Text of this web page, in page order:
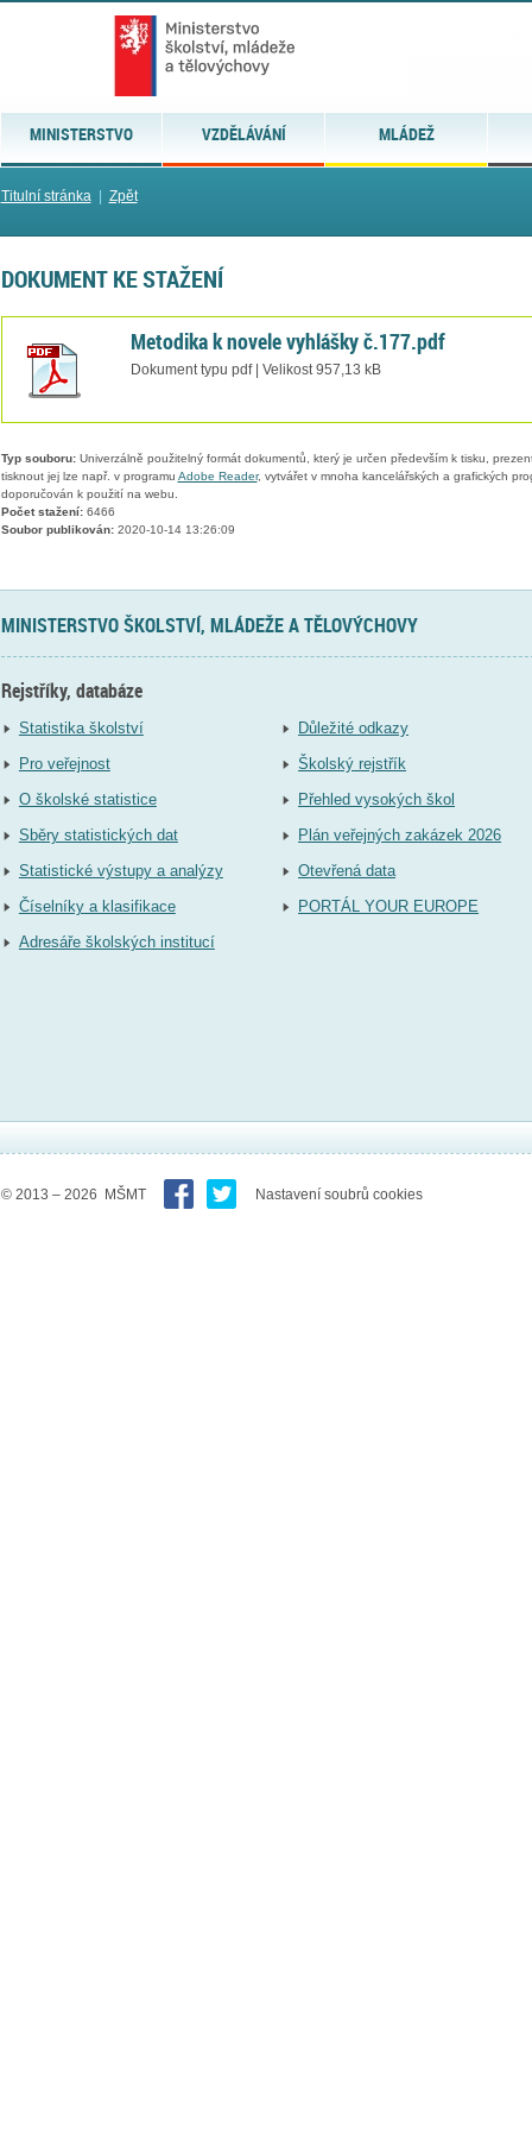
MINISTERSTVO VZDĚLÁVÁNÍ MLÁDEŽ
Titulní stránka| Zpět
DOKUMENT KE STAŽENÍ
Metodika k novele vyhlášky č.177.pdf
Dokument typu pdf | Velikost 957,13 kB
Typ souboru:Univerzálně použitelný formát dokumentů, který je určen především k tisku,
tisknout jej lze např. v programu Adobe Reader, vytvářet v mnoha kancelářských a grafických
doporučován k použití na webu.
Počet stažení:6466
Soubor publikován:2020-10-14 13:26:09
MINISTERSTVO ŠKOLSTVÍ, MLÁDEŽE A TĚLOVÝCHOVY
Rejstříky, databáze
Statistika školství
Pro veřejnost
O školské statistice
Sběry statistických dat
Statistické výstupy a analýzy
Číselníky a klasifikace
Adresáře školských institucí
Důležité odkazy
Školský rejstřík
Přehled vysokých škol
Plán veřejných zakázek 2026
Otevřená data
PORTÁL YOUR EUROPE
© 2013 – 2026 MŠMT Nastavení soubrů cookies